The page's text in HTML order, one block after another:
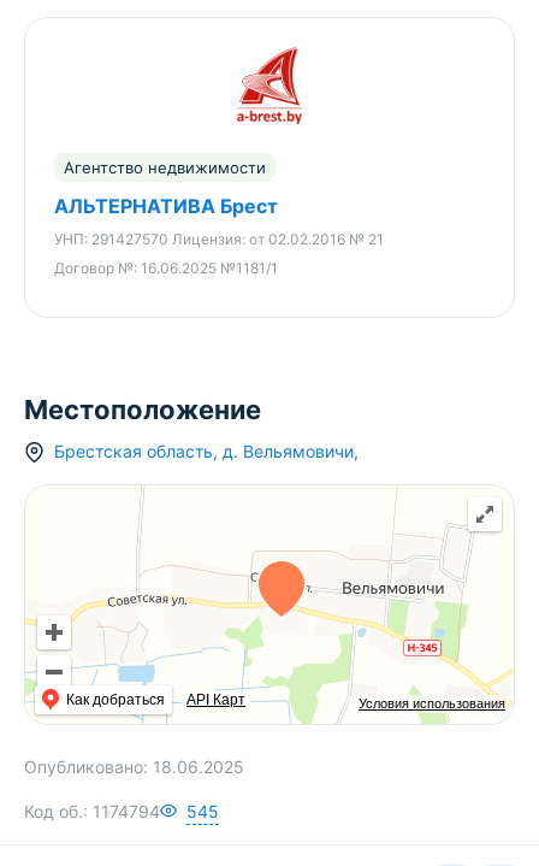
Агентство недвижимости
АЛЬТЕРНАТИВА Брест
УНП: 291427570 Лицензия: от 02.02.2016 № 21
Договор №: 16.06.2025 №1181/1
Местоположение
Брестская область, д. Вельямовичи,
Условия использования
Как добраться API Карт
Опубликовано: 18.06.2025
Код об.: 1174794 545